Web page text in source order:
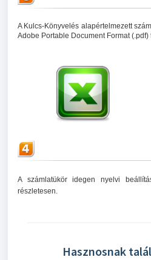
A Kulcs-Könyvelés alapértelmezett
Adobe Portable Document Format
A számlatükör idegen nyelvi
részletesen.
Hasznosnak